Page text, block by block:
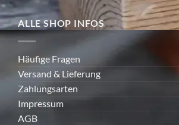
ALLE SHOP INFOS
Häufige Fragen
Versand & Lieferung
Zahlungsarten
Impressum
AGB